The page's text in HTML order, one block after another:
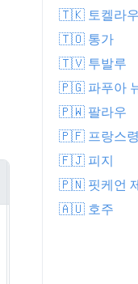
수 12. 8월
🇹🇰 토켈라우
🇹🇴 통가
🇹🇻 투발루
🇵🇬 파푸아
🇵🇼 팔라우
🇵🇫 프랑스
🇫🇯 피지
🇵🇳 핏케언
🇦🇺 호주